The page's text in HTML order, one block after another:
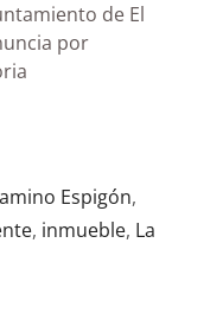
de El
por
Espigón,
, inmueble, La